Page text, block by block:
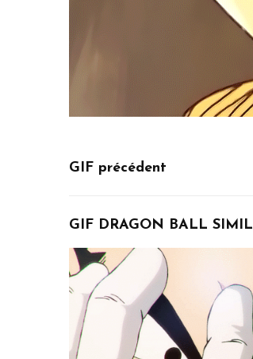
GIF précédent
GIF DRAGON BALL